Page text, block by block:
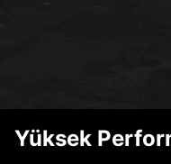
Yüksek